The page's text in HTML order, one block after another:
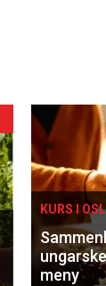
KURS I
meny